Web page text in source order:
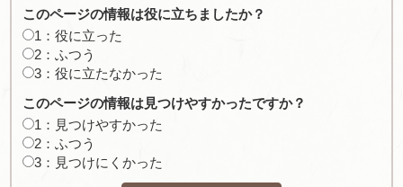
このページの情報は役に立ちましたか？
1：役に立った
2：ふつう
3：役に立たなかった
このページの情報は見つけやすかったですか？
1：見つけやすかった
2：ふつう
3：見つけにくかった